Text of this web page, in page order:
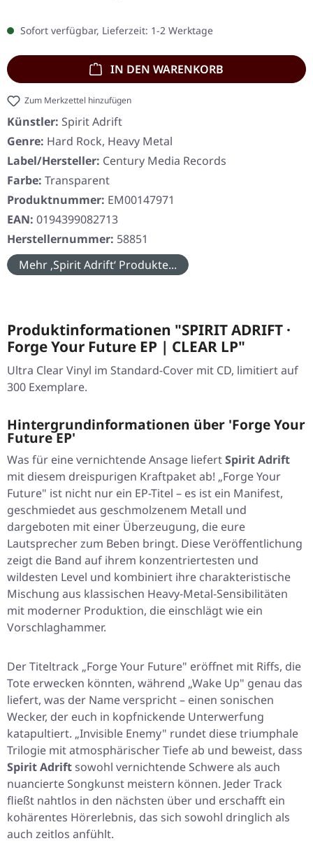
Sofort verfügbar, Lieferzeit: 1-2 Werktage
IN DEN WARENKORB
Zum Merkzettel hinzufügen
Künstler: Spirit Adrift
Genre: Hard Rock, Heavy Metal
Label/Hersteller: Century Media Records
Farbe: Transparent
Produktnummer: EM00147971
EAN: 0194399082713
Herstellernummer: 58851
Mehr ‚Spirit Adrift‘ Produkte...
Produktinformationen "SPIRIT ADRIFT ·
Forge Your Future EP | CLEAR LP"
Ultra Clear Vinyl im Standard-Cover mit CD, limitiert auf
300 Exemplare.
Hintergrundinformationen über 'Forge Your
Future EP'
Was für eine vernichtende Ansage liefertSpirit Adrift
mit diesem dreispurigen Kraftpaket ab! „Forge Your
Future" ist nicht nur ein EP-Titel – es ist ein Manifest,
geschmiedet aus geschmolzenem Metall und
dargeboten mit einer Überzeugung, die eure
Lautsprecher zum Beben bringt. Diese Veröffentlichung
zeigt die Band auf ihrem konzentriertesten und
wildesten Level und kombiniert ihre charakteristische
Mischung aus klassischen Heavy-Metal-Sensibilitäten
mit moderner Produktion, die einschlägt wie ein
Vorschlaghammer.
Der Titeltrack „Forge Your Future" eröffnet mit Riffs, die
Tote erwecken könnten, während „Wake Up" genau das
liefert, was der Name verspricht – einen sonischen
Wecker, der euch in kopfnickende Unterwerfung
katapultiert. „Invisible Enemy" rundet diese triumphale
Trilogie mit atmosphärischer Tiefe ab und beweist, dass
Spirit Adriftsowohl vernichtende Schwere als auch
nuancierte Songkunst meistern können. Jeder Track
fließt nahtlos in den nächsten über und erschafft ein
kohärentes Hörerlebnis, das sich sowohl dringlich als
auch zeitlos anfühlt.